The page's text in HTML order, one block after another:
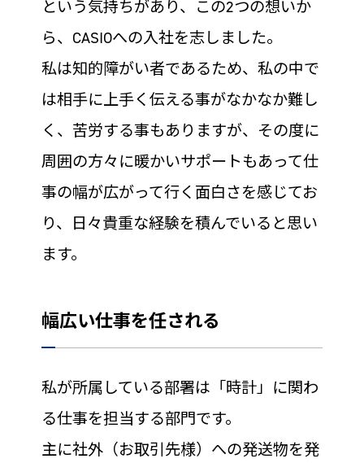
という気持ちがあり、この2つの想いか
ら、CASIOへの入社を志しました。
私は知的障がい者であるため、私の中で
は相手に上手く伝える事がなかなか難し
く、苦労する事もありますが、その度に
周囲の方々に暖かいサポートもあって仕
事の幅が広がって行く面白さを感じてお
り、日々貴重な経験を積んでいると思い
ます。
幅広い仕事を任される
私が所属している部署は「時計」に関わ
る仕事を担当する部門です。
主に社外（お取引先様）への発送物を発